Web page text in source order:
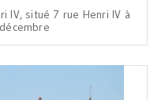
IV, situé 7 rue Henri IV à